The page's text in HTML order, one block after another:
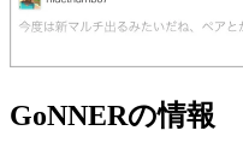
GoNNERの情報